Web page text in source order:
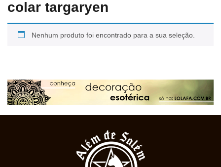
colar targaryen
Nenhum produto foi encontrado para a sua seleção.